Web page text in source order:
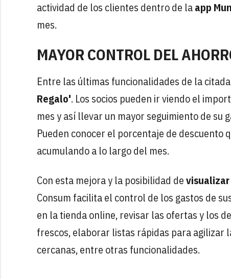
actividad de los clientes dentro de laapp
mes.
MAYOR CONTROL DEL
Entre las últimas funcionalidades de la
Regalo'. Los socios pueden ir viendo el
mes y así llevar un mayor seguimiento de su
Pueden conocer el porcentaje de descuento
acumulando a lo largo del mes.
Con esta mejora y la posibilidad de
Consum facilita el control de los gastos de
en la tienda online, revisar las ofertas y los
frescos, elaborar listas rápidas para agilizar
cercanas, entre otras funcionalidades.